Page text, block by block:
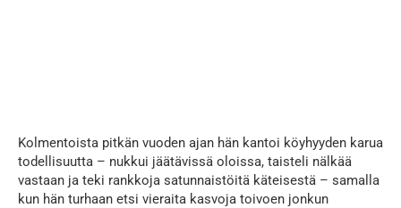
Kolmentoista pitkän vuoden ajan hän kantoi köyhyyden karua
todellisuutta – nukkui jäätävissä oloissa, taisteli nälkää
vastaan ja teki rankkoja satunnaistöitä käteisestä – samalla
kun hän turhaan etsi vieraita kasvoja toivoen jonkun